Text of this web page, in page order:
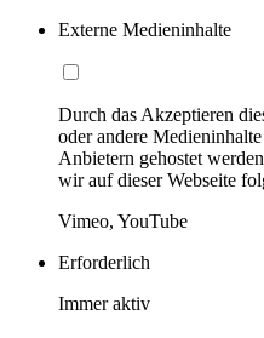
Externe Medieninhalte
Durch das Akzeptieren
oder andere
Anbietern gehostet
wir auf dieser Webseite
Vimeo, YouTube
Erforderlich
Immer aktiv